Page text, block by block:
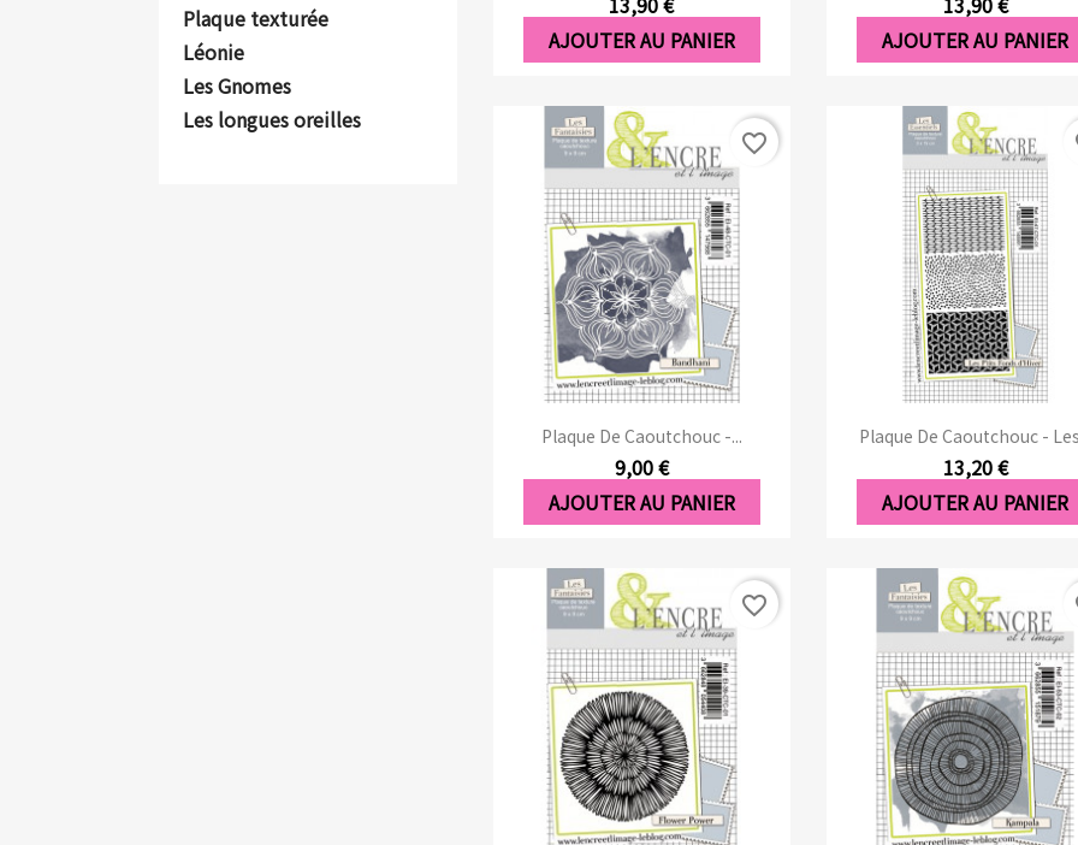
Plaque texturée
Léonie
Les Gnomes
Les longues oreilles
AJOUTER AU PANIER
AJOUTER AU PANIER
Plaque De Caoutchouc -...
9,00 €
AJOUTER AU PANIER
Aperçu rapide
favorite_border
Plaque De Caoutchouc -
13,20 €
AJOUTER AU PANIER
Aperçu rapide
favorite_border